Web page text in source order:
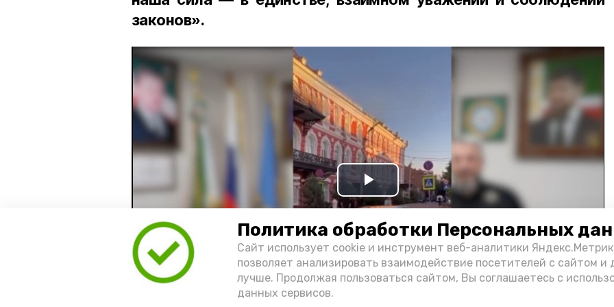
Политика обработки Персональных
Сайт использует cookie и инструмент веб-аналитики
позволяет анализировать взаимодействие посетителей с сайтом и
лучше. Продолжая пользоваться сайтом, Вы соглашаетесь с
данных сервисов.
законов».
Play
Video